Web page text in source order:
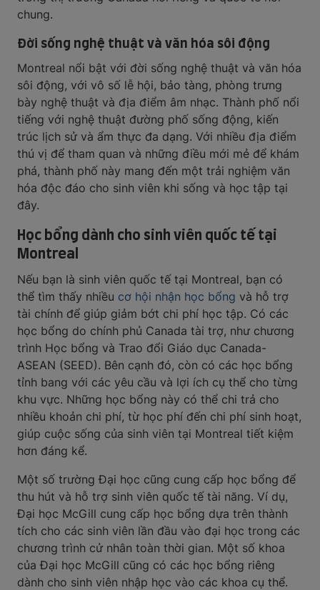
chung.
Đời sống nghệ thuật và văn hóa sôi động
Montreal nổi bật với đời sống nghệ thuật và văn hóa
sôi động, với vô số lễ hội, bảo tàng, phòng trưng
bày nghệ thuật và địa điểm âm nhạc. Thành phố nổi
tiếng với nghệ thuật đường phố sống động, kiến
trúc lịch sử và ẩm thực đa dạng. Với nhiều địa điểm
thú vị để tham quan và những điều mới mẻ để khám
phá, thành phố này mang đến một trải nghiệm văn
hóa độc đáo cho sinh viên khi sống và học tập tại
đây.
Học bổng dành cho sinh viên quốc tế tại
Montreal
Nếu bạn là sinh viên quốc tế tại Montreal, bạn có
thể tìm thấy nhiều cơ hội nhận học bổng và hỗ trợ
tài chính để giúp giảm bớt chi phí học tập. Có các
học bổng do chính phủ Canada tài trợ, như chương
trình Học bổng và Trao đổi Giáo dục Canada-
ASEAN (SEED). Bên cạnh đó, còn có các học bổng
tỉnh bang với các yêu cầu và lợi ích cụ thể cho từng
khu vực. Những học bổng này có thể chi trả cho
nhiều khoản chi phí, từ học phí đến chi phí sinh hoạt,
giúp cuộc sống của sinh viên tại Montreal tiết kiệm
hơn đáng kể.
Một số trường Đại học cũng cung cấp học bổng để
thu hút và hỗ trợ sinh viên quốc tế tài năng. Ví dụ,
Đại học McGill cung cấp học bổng dựa trên thành
tích cho các sinh viên lần đầu vào đại học trong các
chương trình cử nhân toàn thời gian. Một số khoa
của Đại học McGill cũng có các học bổng riêng
dành cho sinh viên nhập học vào các khoa cụ thể.